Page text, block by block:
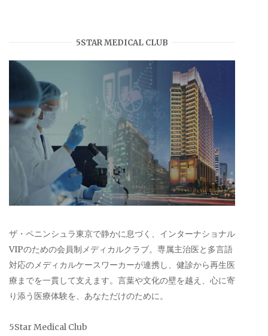
5STAR MEDICAL CLUB
ザ・ペニンシュラ東京で静かに息づく、インターナショナル
VIPのための会員制メディカルクラブ。専属主治医と多言語
対応のメディカルケースワーカーが連携し、健診から再生医
療までを一貫して支えます。言葉や文化の壁を越え、心に寄
り添う医療体験を、あなただけのために。
5Star Medical Club